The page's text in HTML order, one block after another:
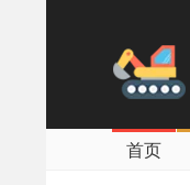
首页